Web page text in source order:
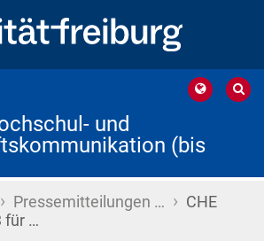
und
(bis
› Pressemitteilungen … › CHE
für …